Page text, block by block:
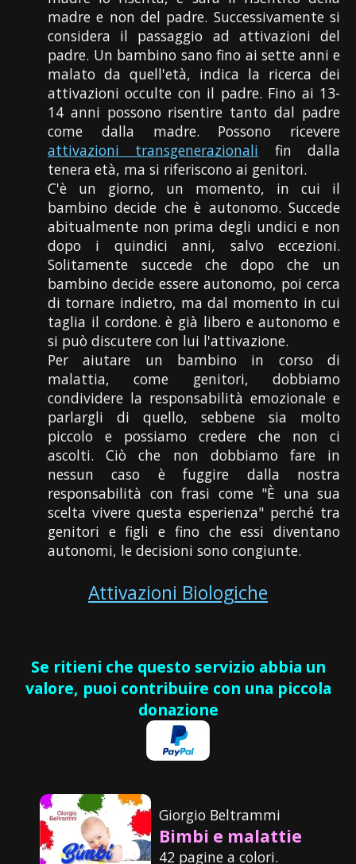
madre e non del padre. Successivamente si
considera il passaggio ad attivazioni del
padre. Un bambino sano fino ai sette anni e
malato da quell'età, indica la ricerca dei
attivazioni occulte con il padre. Fino ai 13-
14 anni possono risentire tanto dal padre
come dalla madre. Possono ricevere
attivazioni transgenerazionali fin dalla
tenera età, ma si riferiscono ai genitori.
C'è un giorno, un momento, in cui il
bambino decide che è autonomo. Succede
abitualmente non prima degli undici e non
dopo i quindici anni, salvo eccezioni.
Solitamente succede che dopo che un
bambino decide essere autonomo, poi cerca
di tornare indietro, ma dal momento in cui
taglia il cordone. è già libero e autonomo e
si può discutere con lui l'attivazione.
Per aiutare un bambino in corso di
malattia, come genitori, dobbiamo
condividere la responsabilità emozionale e
parlargli di quello, sebbene sia molto
piccolo e possiamo credere che non ci
ascolti. Ciò che non dobbiamo fare in
nessun caso è fuggire dalla nostra
responsabilità con frasi come "È una sua
scelta vivere questa esperienza" perché tra
genitori e figli e fino che essi diventano
autonomi, le decisioni sono congiunte.
Attivazioni Biologiche
Se ritieni che questo servizio abbia un
valore, puoi contribuire con una piccola
donazione
Giorgio Beltrammi
Bimbi e malattie
42 pagine a colori.